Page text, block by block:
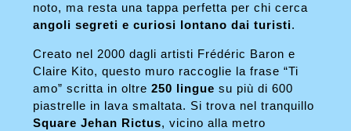
noto, ma resta una tappa perfetta per chi cerca
angoli segreti e curiosi lontano dai turisti.
Creato nel 2000 dagli artisti Frédéric Baron e
Claire Kito, questo muro raccoglie la frase “Ti
amo” scritta in oltre250 lingue su più di 600
piastrelle in lava smaltata. Si trova nel tranquillo
Square Jehan Rictus, vicino alla metro